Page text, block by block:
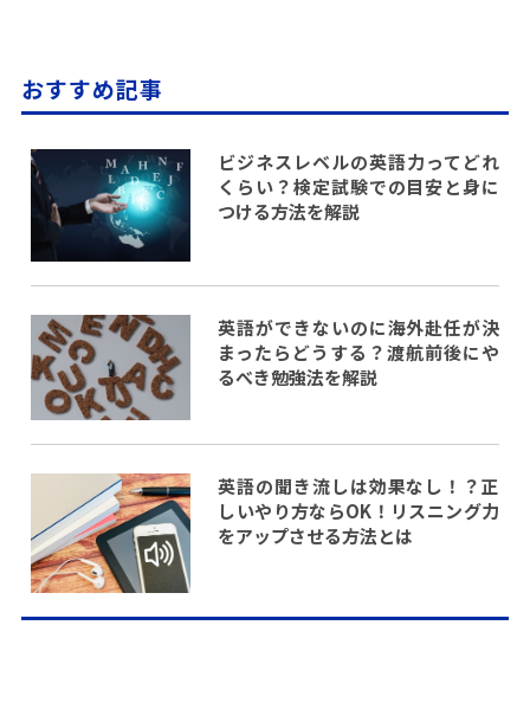
おすすめ記事
ビジネスレベルの英語力ってどれ
くらい？検定試験での目安と身に
つける方法を解説
英語ができないのに海外赴任が決
まったらどうする？渡航前後にや
るべき勉強法を解説
英語の聞き流しは効果なし！？正
しいやり方ならOK！リスニング力
をアップさせる方法とは